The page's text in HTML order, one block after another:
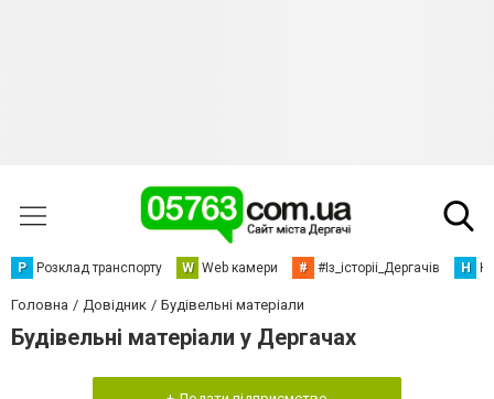
Р Розклад транспорту W Web камери # #Із_історіі_Дергачів Н
Головна Довідник Будівельні матеріали
Будівельні матеріали у Дергачах